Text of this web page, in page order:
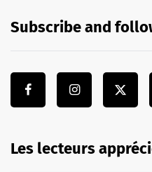
Subscribe and
Les lecteurs